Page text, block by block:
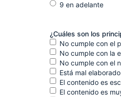
9 en adelante
¿Cuáles son los
No cumple con el
No cumple con la
No cumple con el
Está mal
El contenido es
El contenido es